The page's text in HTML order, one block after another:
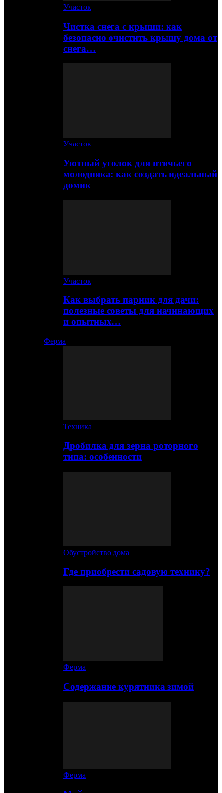
Участок
Чистка снега с крыши: как
безопасно очистить крышу дома от
снега…
Участок
Уютный уголок для птичьего
молодняка: как создать идеальный
домик
Участок
Как выбрать парник для дачи:
полезные советы для начинающих
и опытных…
Ферма
Техника
Дробилка для зерна роторного
типа: особенности
Обустройство дома
Где приобрести садовую технику?
Ферма
Содержание курятника зимой
Ферма